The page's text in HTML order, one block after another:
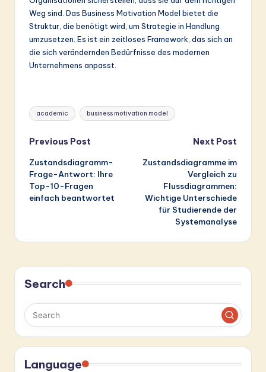
Weg sind. Das Business Motivation Model bietet die
Struktur, die benötigt wird, um Strategie in Handlung
umzusetzen. Es ist ein zeitloses Framework, das sich an
die sich verändernden Bedürfnisse des modernen
Unternehmens anpasst.
Tags:
academic business motivation model
Post
navigation
Previous Post
Zustandsdiagramm-
Frage-Antwort: Ihre
Top-10-Fragen
einfach beantwortet
Next Post
Zustandsdiagramme im
Vergleich zu
Flussdiagrammen:
Wichtige Unterschiede
für Studierende der
Systemanalyse
Search
Language